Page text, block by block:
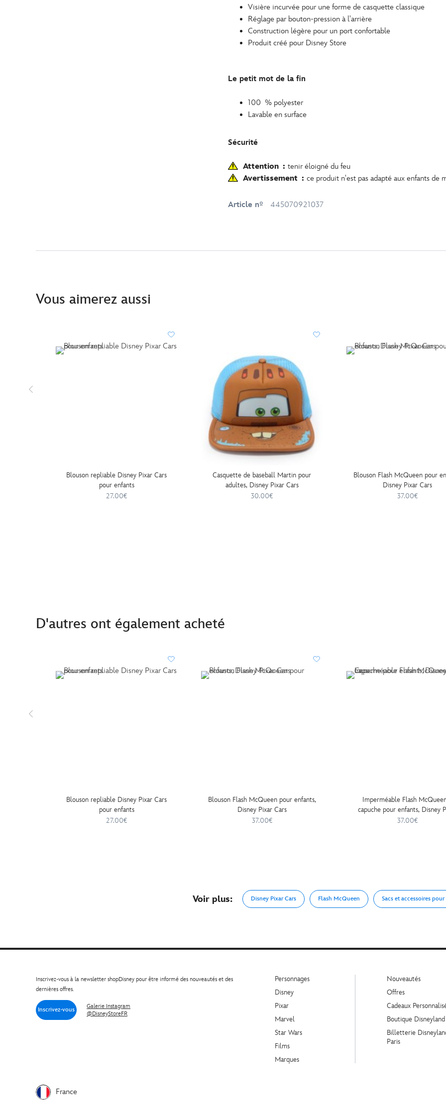
Visière incurvée pour une forme de casquette classique
Réglage par bouton-pression à l'arrière
Construction légère pour un port confortable
Produit créé pour Disney Store
Le petit mot de la fin
100 % polyester
Lavable en surface
Sécurité
Attention : tenir éloigné du feu
Avertissement : ce produit n'est pas adapté aux enfants de
Article nº 445070921037
Vous aimerez aussi
Blouson repliable Disney Pixar Cars
pour enfants
27.00€
Casquette de baseball Martin pour
adultes, Disney Pixar Cars
30.00€
Blouson Flash McQueen pour
Disney Pixar Cars
37.00€
D'autres ont également acheté
Blouson repliable Disney Pixar Cars
pour enfants
27.00€
Blouson Flash McQueen pour enfants,
Disney Pixar Cars
37.00€
Imperméable Flash
capuche pour enfants, Disney
Cars
37.00€
Voir plus: Disney Pixar Cars Flash McQueen Sacs et accessoires
Inscrivez-vous à la newsletter shopDisney pour être informé des nouveautés et des
dernières offres.
Inscrivez-vous
Galerie Instagram
@DisneyStoreFR
France
Personnages
Disney
Pixar
Marvel
Star Wars
Films
Marques
Nouveautés
Offres
Cadeaux
Boutique Disneyland
Billetterie
Paris